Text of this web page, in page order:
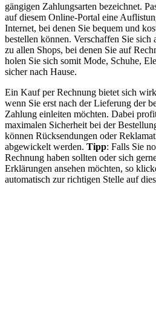
gängigen Zahlungsarten bezeichnet.
auf diesem Online-Portal eine
Internet, bei denen Sie bequem und
bestellen können. Verschaffen Sie
zu allen Shops, bei denen Sie auf
holen Sie sich somit Mode, Schuhe,
sicher nach Hause.
Ein Kauf per Rechnung bietet sich
wenn Sie erst nach der Lieferung der
Zahlung einleiten möchten. Dabei
maximalen Sicherheit bei der
können Rücksendungen oder
abgewickelt werden. Tipp: Falls Sie
Rechnung haben sollten oder sich
Erklärungen ansehen möchten, so
automatisch zur richtigen Stelle auf